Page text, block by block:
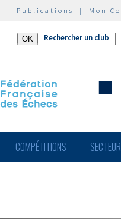
| Publications | Mon
Rechercher un club
COMPÉTITIONS